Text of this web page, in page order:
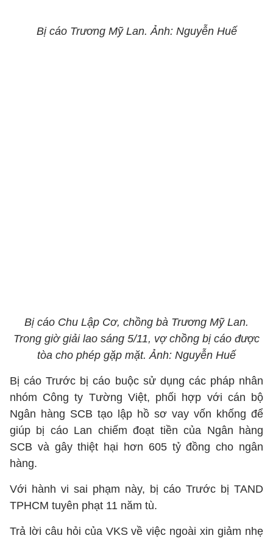
Bị cáo Trương Mỹ Lan. Ảnh: Nguyễn Huế
Bị cáo Chu Lập Cơ, chồng bà Trương Mỹ Lan.
Trong giờ giải lao sáng 5/11, vợ chồng bị cáo được
tòa cho phép gặp mặt. Ảnh: Nguyễn Huế
Bị cáo Trước bị cáo buộc sử dụng các pháp nhân
nhóm Công ty Tường Việt, phối hợp với cán bộ
Ngân hàng SCB tạo lập hồ sơ vay vốn khống để
giúp bị cáo Lan chiếm đoạt tiền của Ngân hàng
SCB và gây thiệt hại hơn 605 tỷ đồng cho ngân
hàng.
Với hành vi sai phạm này, bị cáo Trước bị TAND
TPHCM tuyên phạt 11 năm tù.
Trả lời câu hỏi của VKS về việc ngoài xin giảm nhẹ